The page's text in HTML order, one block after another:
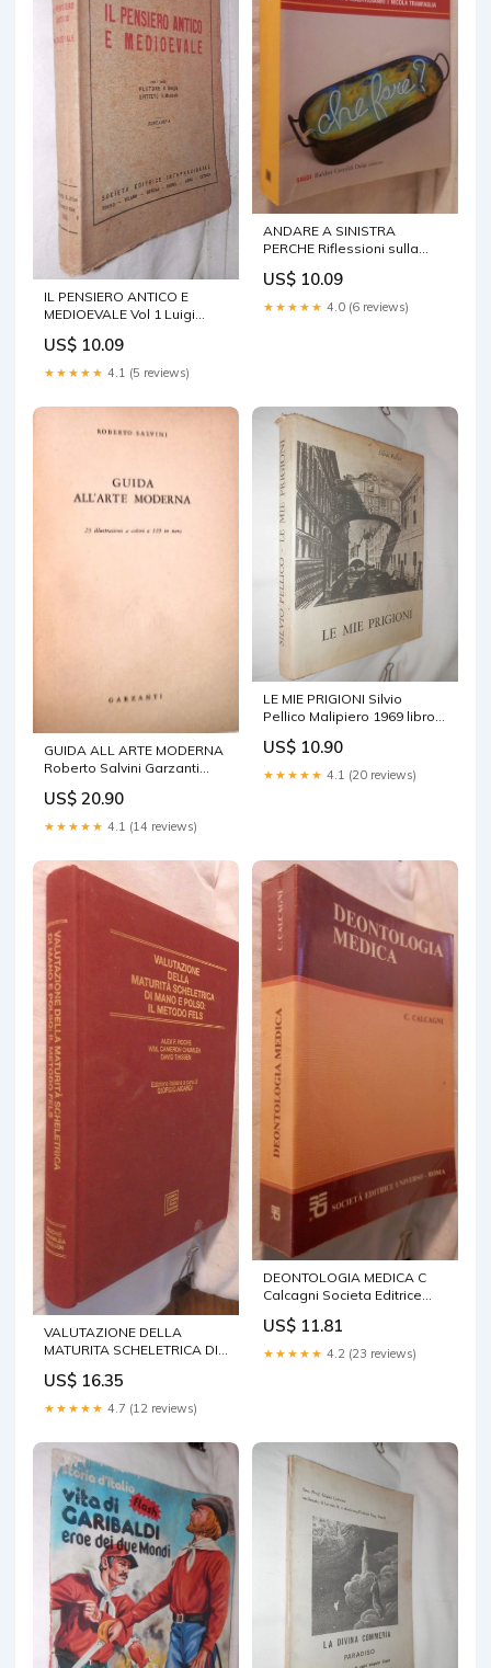
IL PENSIERO ANTICO E
MEDIOEVALE Vol 1 Luigi
Manuale
US$ 10.09
★★★★★ 4.1 (5 reviews)
ANDARE A SINISTRA
PERCHE Riflessioni sulla
Mastroianni di
US$ 10.09
★★★★★ 4.0 (6 reviews)
GUIDA ALL ARTE MODERNA
Roberto Salvini Garzanti
Dizionari
US$ 20.90
★★★★★ 4.1 (14 reviews)
LE MIE PRIGIONI Silvio
Pellico Malipiero 1969 libro
US$ 10.90
★★★★★ 4.1 (20 reviews)
VALUTAZIONE DELLA
MATURITA SCHELETRICA DI
FELS A F Roche
US$ 16.35
★★★★★ 4.7 (12 reviews)
DEONTOLOGIA MEDICA C
Calcagni Societa Editrice
Manuale di
US$ 11.81
★★★★★ 4.2 (23 reviews)